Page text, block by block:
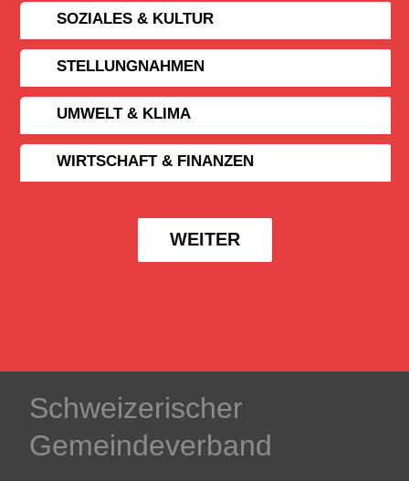
SOZIALES & KULTUR
STELLUNGNAHMEN
UMWELT & KLIMA
WIRTSCHAFT & FINANZEN
WEITER
Schweizerischer
Gemeindeverband